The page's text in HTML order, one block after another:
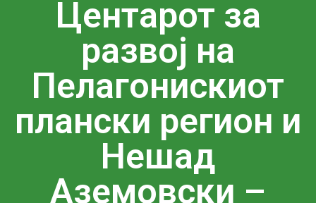
Центарот за
развој на
Пелагонискиот
плански регион и
Нешад
Аземовски –